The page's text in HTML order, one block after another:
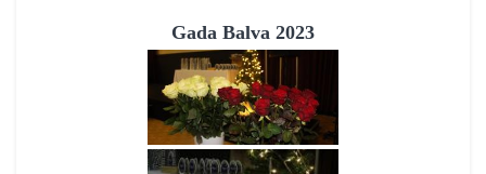
Gada Balva 2023